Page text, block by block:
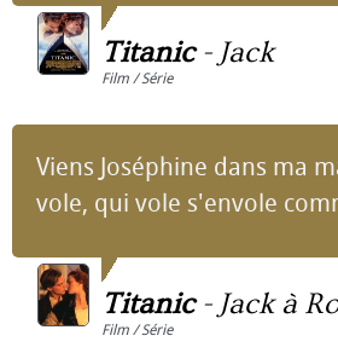
Titanic- Jack
Film / Série
Viens Joséphine dans ma
vole, qui vole s'envole
Titanic- Jack à
Film / Série